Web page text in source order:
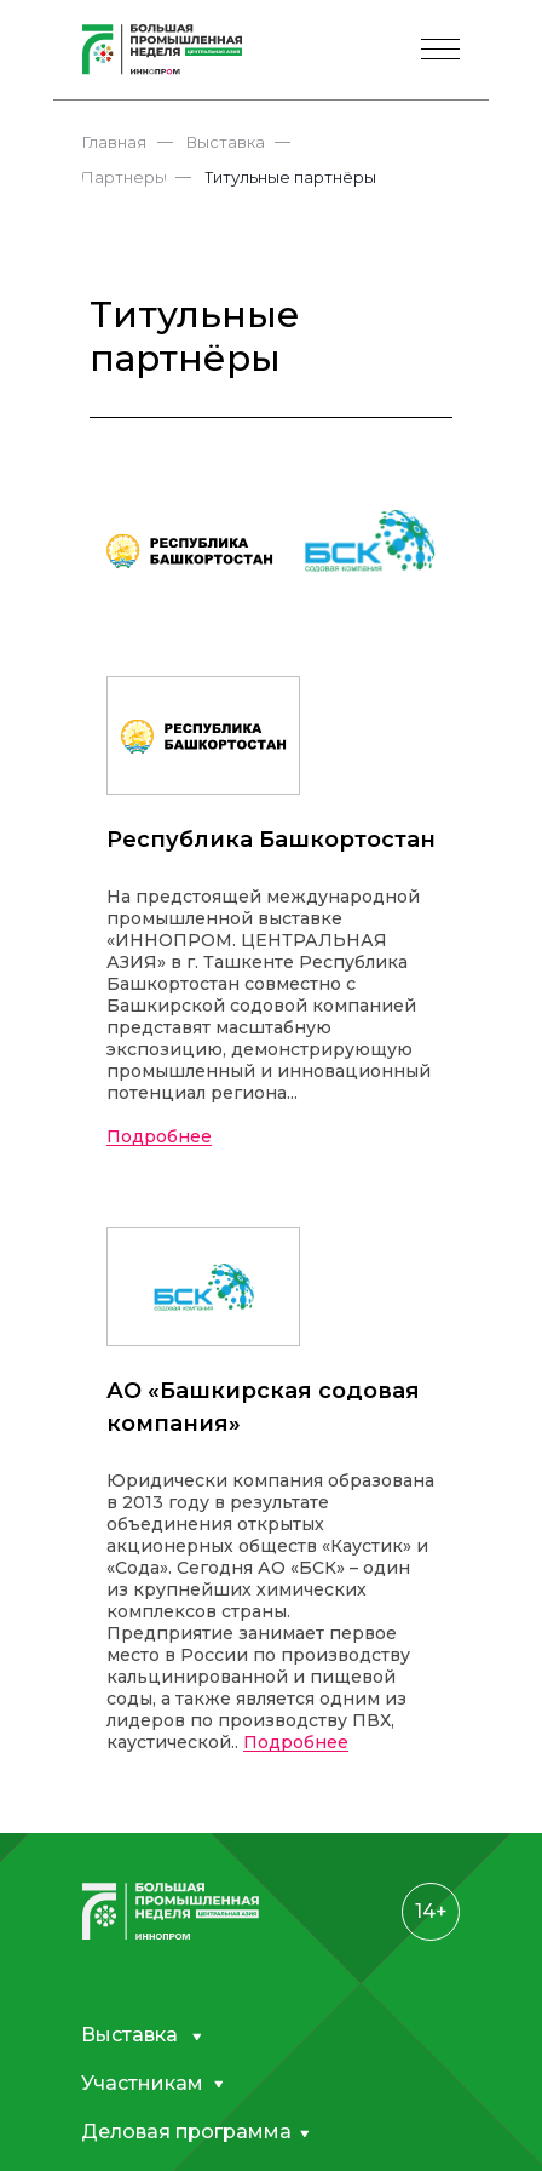
Главная Выставка
—
—
Партнеры
Титульные партнёры
—
Титульные
партнёры
Республика Башкортостан
На предстоящей международной
промышленной выставке
«ИННОПРОМ. ЦЕНТРАЛЬНАЯ
АЗИЯ» в г. Ташкенте Республика
Башкортостан совместно с
Башкирской содовой компанией
представят масштабную
экспозицию, демонстрирующую
промышленный и инновационный
потенциал региона...
Подробнее
АО «Башкирская содовая
компания»
Юридически компания образована
в 2013 году в результате
объединения открытых
акционерных обществ «Каустик» и
«Сода». Сегодня АО «БСК» – один
из крупнейших химических
комплексов страны.
Предприятие занимает первое
место в России по производству
кальцинированной и пищевой
соды, а также является одним из
лидеров по производству ПВХ,
каустической.. Подробнее
14+
INNOPROM
Talks
Участникам
Деловая программа
Выставка